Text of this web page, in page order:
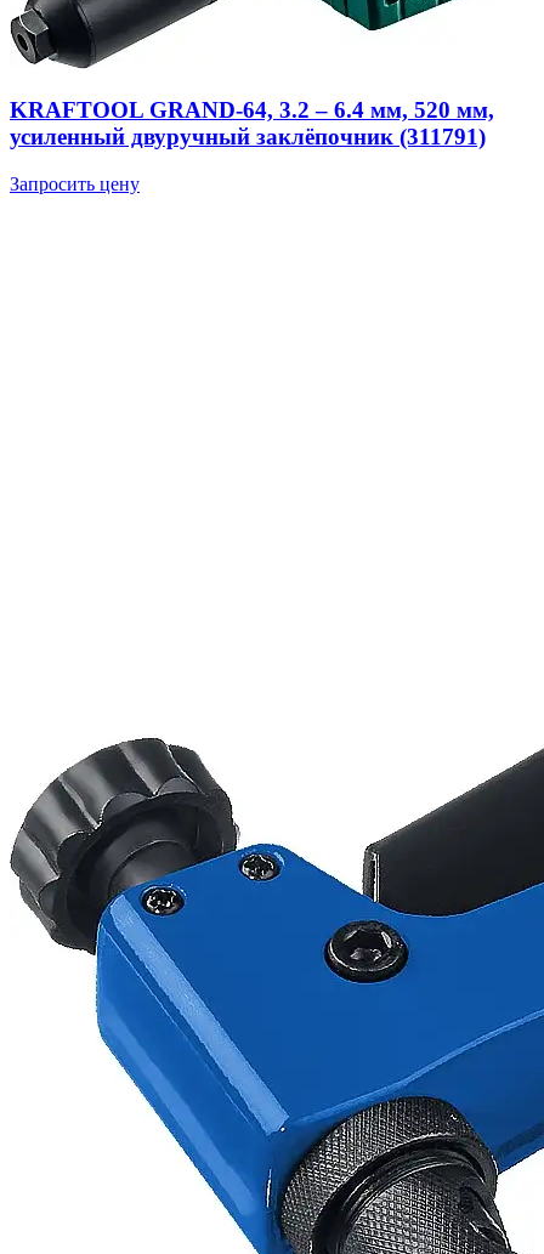
KRAFTOOL GRAND-64, 3.2 – 6.4 мм, 520 мм,
усиленный двуручный заклёпочник (311791)
Запросить цену